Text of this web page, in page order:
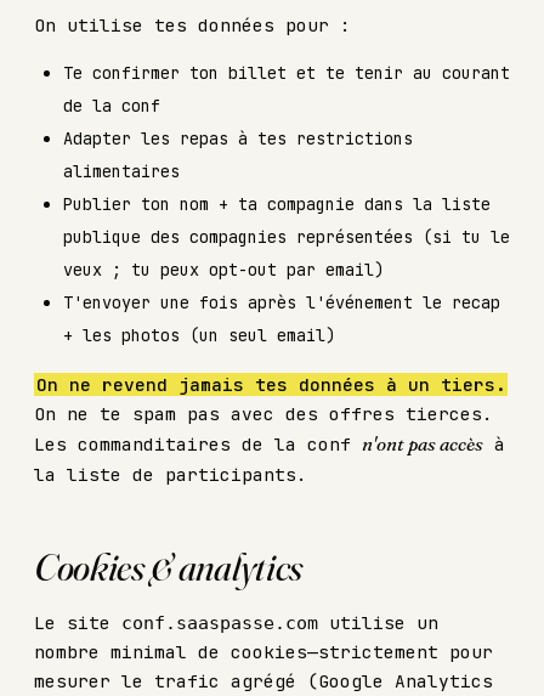
On utilise tes données pour :
Te confirmer ton billet et te tenir au courant
de la conf
Adapter les repas à tes restrictions
alimentaires
Publier ton nom + ta compagnie dans la liste
publique des compagnies représentées (si tu le
veux ; tu peux opt-out par email)
T'envoyer une fois après l'événement le recap
+ les photos (un seul email)
On ne revend jamais tes données à un tiers.
On ne te spam pas avec des offres tierces.
Les commanditaires de la conf n'ont pas accès à
la liste de participants.
Cookies & analytics
Le site conf.saaspasse.com utilise un
nombre minimal de cookies—strictement pour
mesurer le trafic agrégé (Google Analytics